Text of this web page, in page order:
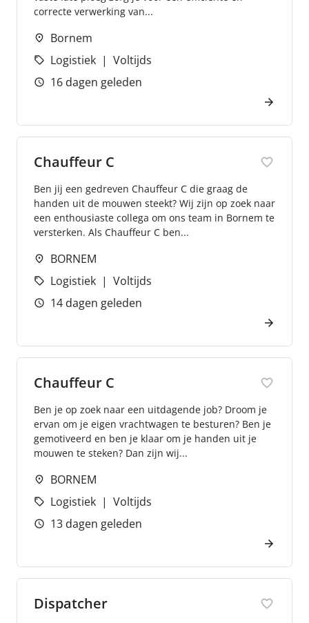
correcte verwerking van...
Bornem
Logistiek
Voltijds
16 dagen geleden
Chauffeur C
Ben jij een gedreven Chauffeur C die graag de
handen uit de mouwen steekt? Wij zijn op zoek naar
een enthousiaste collega om ons team in Bornem te
versterken. Als Chauffeur C ben...
BORNEM
Logistiek
Voltijds
14 dagen geleden
Chauffeur C
Ben je op zoek naar een uitdagende job? Droom je
ervan om je eigen vrachtwagen te besturen? Ben je
gemotiveerd en ben je klaar om je handen uit je
mouwen te steken? Dan zijn wij...
BORNEM
Logistiek
Voltijds
13 dagen geleden
Dispatcher